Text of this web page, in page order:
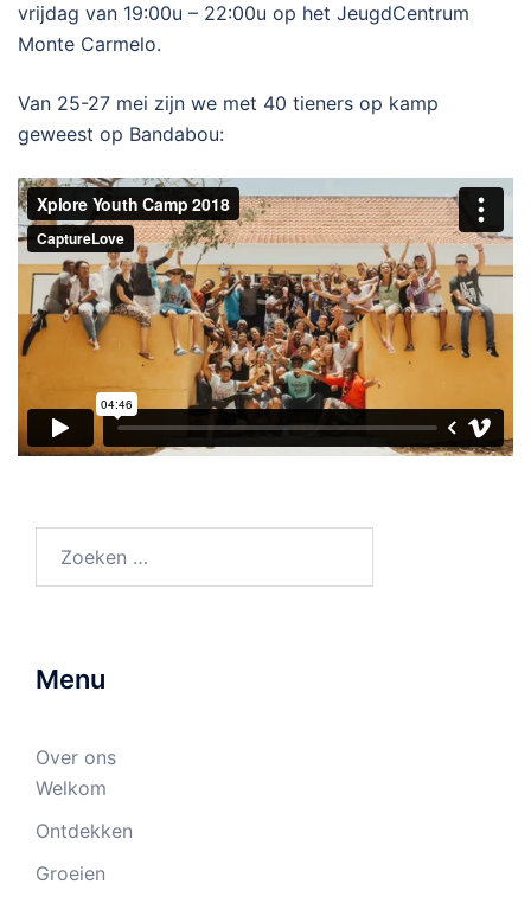
vrijdag van 19:00u – 22:00u op het JeugdCentrum
Monte Carmelo.
Van 25-27 mei zijn we met 40 tieners op kamp
geweest op Bandabou:
Menu
Over ons
Welkom
Ontdekken
Groeien